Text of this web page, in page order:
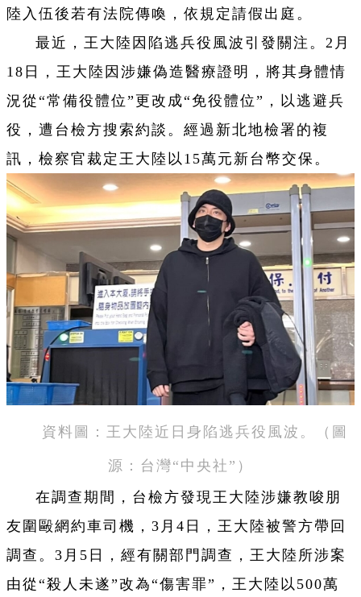
陸入伍後若有法院傳喚，依規定請假出庭。
最近，王大陸因陷逃兵役風波引發關注。2月
18日，王大陸因涉嫌偽造醫療證明，將其身體情
況從“常備役體位”更改成“免役體位”，以逃避兵
役，遭台檢方搜索約談。經過新北地檢署的複
訊，檢察官裁定王大陸以15萬元新台幣交保。
資料圖：王大陸近日身陷逃兵役風波。（圖
源：台灣“中央社”）
在調查期間，台檢方發現王大陸涉嫌教唆朋
友圍毆網約車司機，3月4日，王大陸被警方帶回
調查。3月5日，經有關部門調查，王大陸所涉案
由從“殺人未遂”改為“傷害罪”，王大陸以500萬